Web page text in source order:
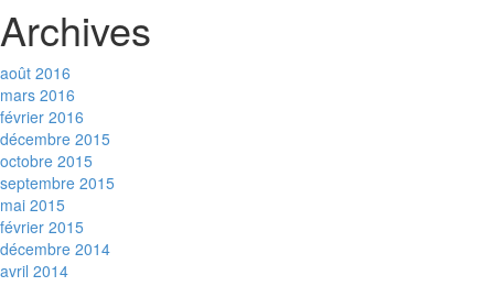
Archives
août 2016
mars 2016
février 2016
décembre 2015
octobre 2015
septembre 2015
mai 2015
février 2015
décembre 2014
avril 2014